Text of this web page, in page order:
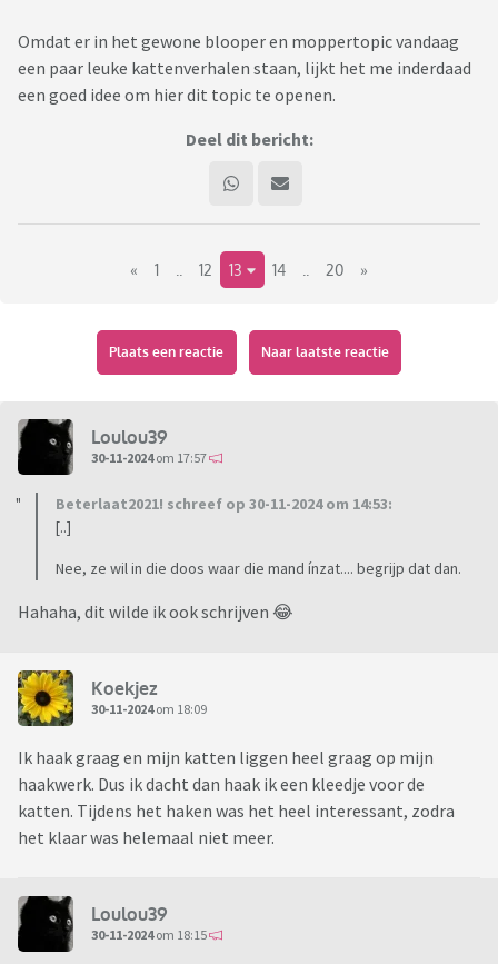
Omdat er in het gewone blooper en moppertopic vandaag
een paar leuke kattenverhalen staan, lijkt het me inderdaad
een goed idee om hier dit topic te openen.
Deel dit bericht:
« 1 12 13 14 20 »
Plaats een reactie Naar laatste reactie
Loulou39
30-11-2024om 17:57
Beterlaat2021! schreef op 30-11-2024 om 14:53:
[..]
Nee, ze wil in die doos waar die mand ínzat.... begrijp dat dan.
Hahaha, dit wilde ik ook schrijven 😂
Koekjez
30-11-2024om 18:09
Ik haak graag en mijn katten liggen heel graag op mijn
haakwerk. Dus ik dacht dan haak ik een kleedje voor de
katten. Tijdens het haken was het heel interessant, zodra
het klaar was helemaal niet meer.
Loulou39
30-11-2024om 18:15